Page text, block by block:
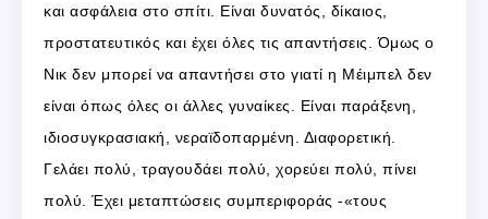
και ασφάλεια στο σπίτι. Είναι δυνατός, δίκαιος,
προστατευτικός και έχει όλες τις απαντήσεις. Όμως ο
Νικ δεν μπορεί να απαντήσει στο γιατί η Μέιμπελ δεν
είναι όπως όλες οι άλλες γυναίκες. Είναι παράξενη,
ιδιοσυγκρασιακή, νεραϊδοπαρμένη. Διαφορετική.
Γελάει πολύ, τραγουδάει πολύ, χορεύει πολύ, πίνει
πολύ. Έχει μεταπτώσεις συμπεριφοράς -«τους